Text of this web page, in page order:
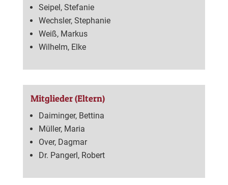
Seipel, Stefanie
Wechsler, Stephanie
Weiß, Markus
Wilhelm, Elke
Mitglieder (Eltern)
Daiminger, Bettina
Müller, Maria
Over, Dagmar
Dr. Pangerl, Robert